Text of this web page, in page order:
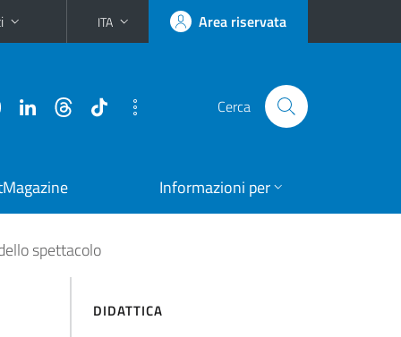
ITA Area riservata
Cerca
Informazioni per
spettacolo
DIDATTICA